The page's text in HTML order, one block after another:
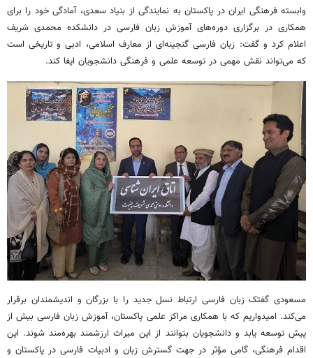
وابسته فرهنگی ایران در پاکستان به نمایندگی از بنیاد سعدی، آمادگی خود را برای
همکاری در برگزاری دوره‌های آموزش زبان فارسی در دانشکده محمدی شریف
اعلام کرد و گفت: زبان فارسی گنجینه‌ای از معارف اسلامی، ادبی و تاریخی است
که می‌تواند نقش مهمی در توسعه علمی و فرهنگی دانشجویان ایفا کند.
مسعودی گفتک زبان فارسی ارتباط نسل جدید را با بزرگان و اندیشمندان برقرار
می‌کند. امیدواریم که با همکاری مراکز علمی پاکستان، آموزش زبان فارسی بیش از
پیش توسعه یابد و دانشجویان بتوانند از این میراث ارزشمند بهره‌مند شوند. این
اقدام فرهنگی، گامی مؤثر در جهت گسترش زبان و ادبیات فارسی در پاکستان و